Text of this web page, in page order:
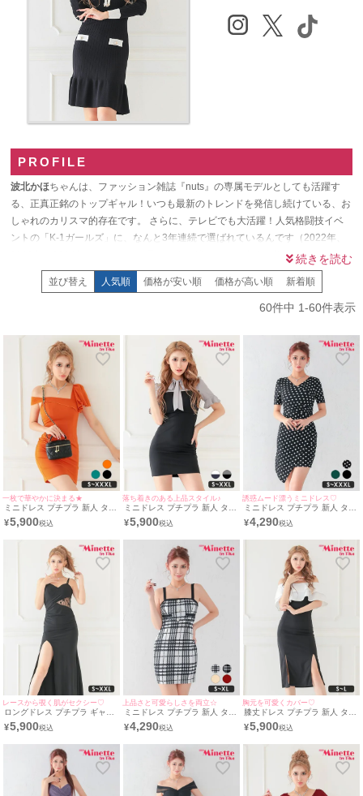
PROFILE
波北かほちゃんは、ファッション雑誌『nuts』の専属モデルとしても活躍す
る、正真正銘のトップギャル！いつも最新のトレンドを発信し続けている、お
しゃれのカリスマ的存在です。 さらに、テレビでも大活躍！人気格闘技イベ
ントの「K-1ガールズ」に、なんと3年連続で選ばれているんです（2022年、
2023年、2024年）。 リングで見せる引き締まった健康的な美しさは、本当に
カッコいいですよね！ ABEMAの恋愛リアリティ番組『シャッフルアイランド
6』でも、その飾らない愛されキャラで視聴者をメロメロにしました。 雑誌、
ランウェイ、テレビ…どこにいても輝く、誰もが注目する存在なんです！
ハロウィンやイベントで目立てる可愛いコスプレも豊富！ かほちゃん
は、定番のバニー やメイドから、トレンドのチャイナ風ドレスまで、様々なコ
を着こなしてくれています。 かほちゃんの着こなしを参考にすれば、
あなたも最高に可愛く、そして自信を持って輝けること間違いなし！
並び替え 人気順 価格が安い順 価格が高い順 新着順
60件中 1-60件表示
一枚で華やかに決まる★
ミニドレス プチプラ 新人 タイ
ト ラウンジ ワンショル 低身長
胸元隠し 肩あき フリル デコル
北かほ着用/S~XXXL対応) |
myMinette/マイミネット
¥5,900
落ち着きのある上品スタイル♪
ミニドレス プチプラ 新人 タイ
ト ワンピース 半袖 低身長 胸
元隠し リボン グレー 黒 キャ
用/S~XXLサイズ対応) |
myMinette/マイミネット
¥5,900
誘惑ムード漂うミニドレス♡
ミニドレス プチプラ 新人 タイ
ト ワンピース 半袖 ドット柄
低身長 胸元隠し スナック カシ
(波北かほ着用/S~XXXLサイズ
対応) | myMinette/マイミネッ
¥4,290
レースから覗く肌がセクシー♡
ロングドレス プチプラ ギャル
タイト スリット セクシー ラウ
ンジ キャミソール シアー 花柄
(波北かほ着用/S〜XXLサイズ
対応) | myMinette/マイミネッ
¥5,900
上品さと可愛らしさを両立☆
ミニドレス プチプラ 新人 タイ
ト キャミソール チェック柄 低
身長 胸元隠し パールボタン ガ
レス (波北かほ着用/S~XLサイ
ズ対応) | myMinette/マイミネ
¥4,290
胸元を可愛くカバー♡
膝丈ドレス プチプラ 新人 タイ
ト スリット オフショル セクシ
ー ラウンジ 低身長 胸元隠し
キャバドレス (波北かほ着
用/S~Lサイズ対応) |
myMinette/マイミネット
¥5,900